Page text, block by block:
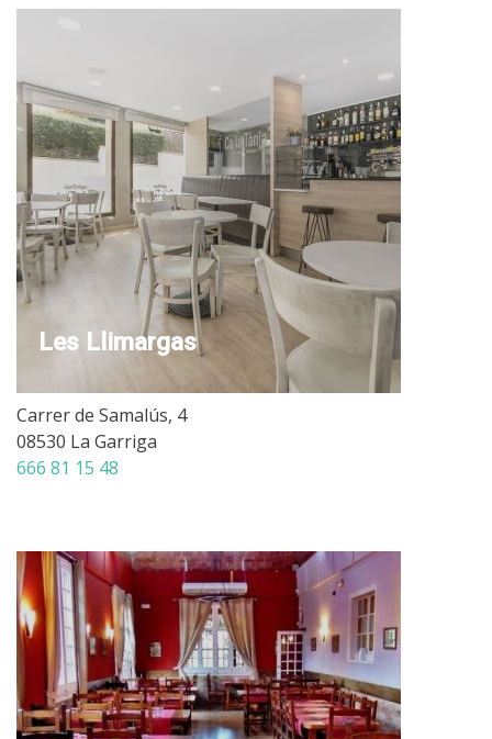
Les Llimargas
Carrer de Samalús, 4
08530 La Garriga
666 81 15 48